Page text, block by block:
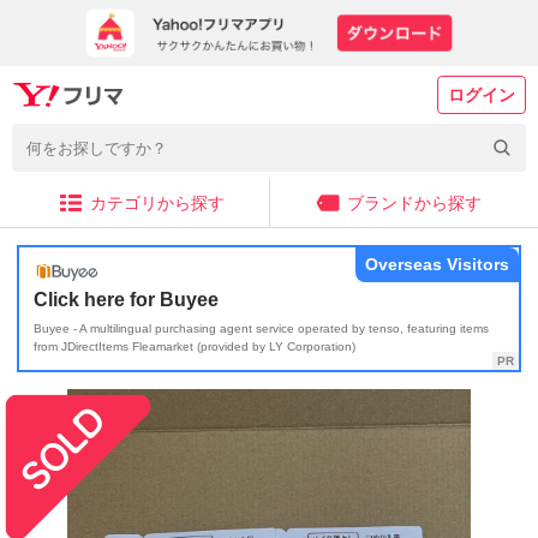
ログイン
カテゴリから探す ブランドから探す
Click here for Buyee
Buyee - A multilingual purchasing agent service operated by tenso, featuring items
from JDirectItems Fleamarket (provided by LY Corporation)
Overseas Visitors